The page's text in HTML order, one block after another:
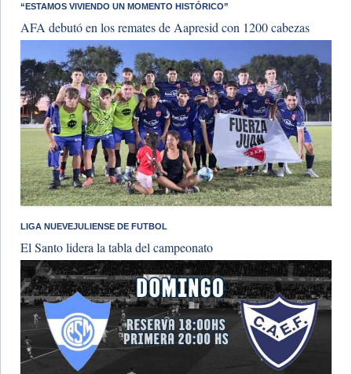
“ESTAMOS VIVIENDO UN MOMENTO HISTÓRICO”
AFA debutó en los remates de Aapresid con 1200 cabezas
LIGA NUEVEJULIENSE DE FUTBOL
El Santo lidera la tabla del campeonato